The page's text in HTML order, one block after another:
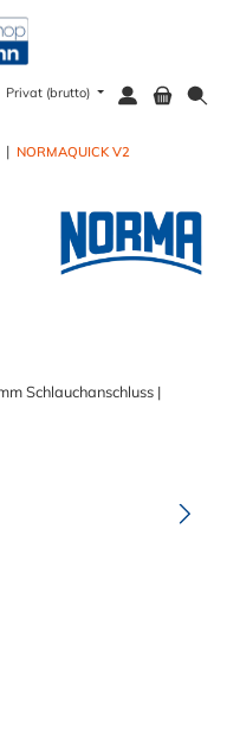
Privat (brutto)
| NORMAQUICK V2